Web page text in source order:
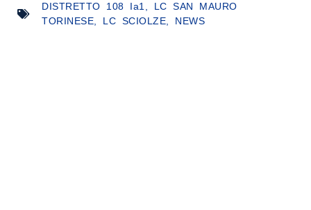
DISTRETTO 108 Ia1, LC SAN MAURO
TORINESE, LC SCIOLZE, NEWS